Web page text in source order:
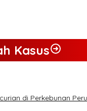
Kasus
di Perkebunan